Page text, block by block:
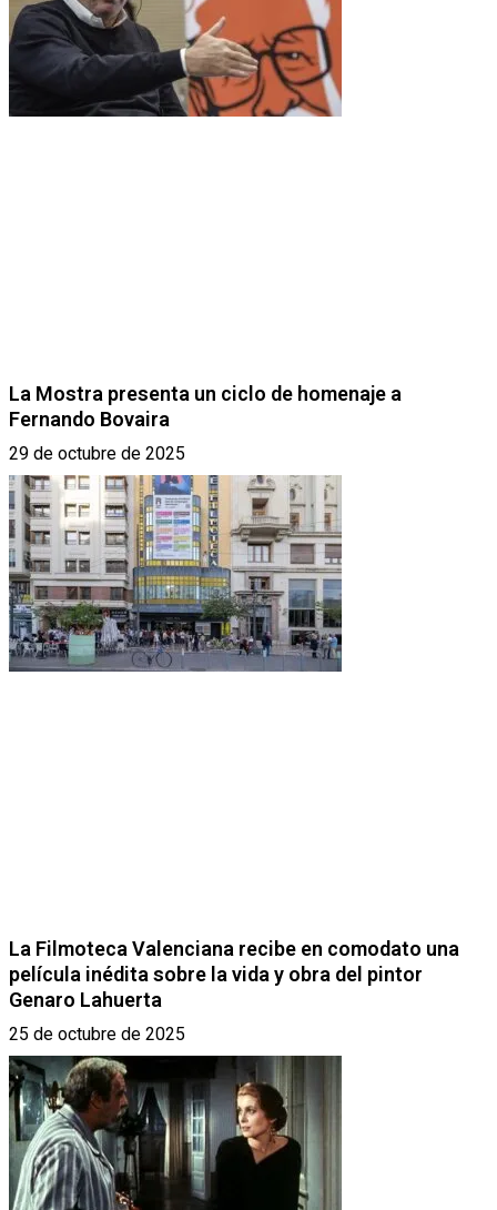
La Mostra presenta un ciclo de homenaje a
Fernando Bovaira
29 de octubre de 2025
La Filmoteca Valenciana recibe en comodato una
película inédita sobre la vida y obra del pintor
Genaro Lahuerta
25 de octubre de 2025